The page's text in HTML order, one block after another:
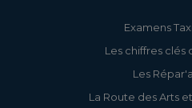
Examens
Les chiffres clés
Les
La Route des Arts